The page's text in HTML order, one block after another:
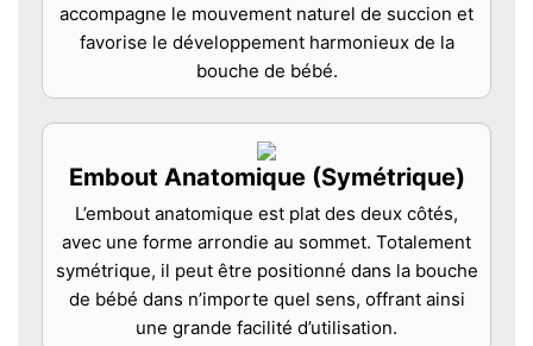
accompagne le mouvement naturel de succion et
favorise le développement harmonieux de la
bouche de bébé.
Embout Anatomique (Symétrique)
L’embout anatomique est plat des deux côtés,
avec une forme arrondie au sommet. Totalement
symétrique, il peut être positionné dans la bouche
de bébé dans n’importe quel sens, offrant ainsi
une grande facilité d’utilisation.